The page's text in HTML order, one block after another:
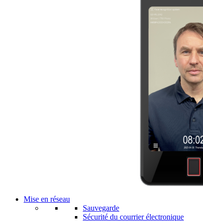
Mise en réseau
Sauvegarde
Sécurité du courrier électronique